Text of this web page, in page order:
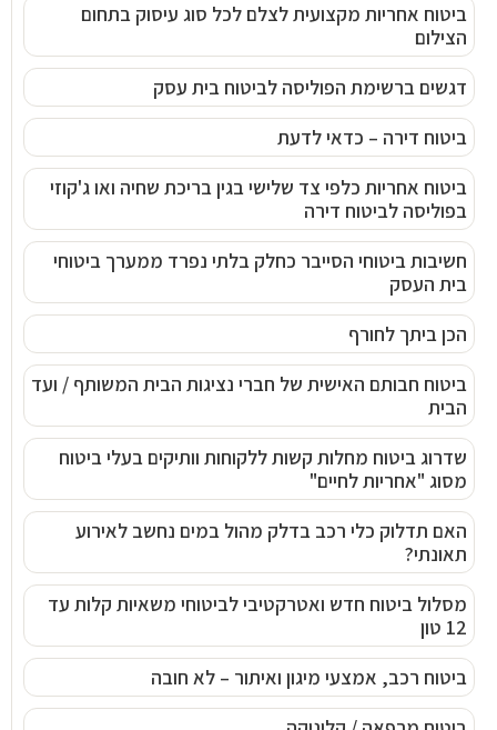
ביטוח אחריות מקצועית לצלם לכל סוג עיסוק בתחום
הצילום
דגשים ברשימת הפוליסה לביטוח בית עסק
ביטוח דירה – כדאי לדעת
ביטוח אחריות כלפי צד שלישי בגין בריכת שחיה ואו ג'קוזי
בפוליסה לביטוח דירה
חשיבות ביטוחי הסייבר כחלק בלתי נפרד ממערך ביטוחי
בית העסק
הכן ביתך לחורף
ביטוח חבותם האישית של חברי נציגות הבית המשותף / ועד
הבית
שדרוג ביטוח מחלות קשות ללקוחות וותיקים בעלי ביטוח
מסוג "אחריות לחיים"
האם תדלוק כלי רכב בדלק מהול במים נחשב לאירוע
תאונתי?
מסלול ביטוח חדש ואטרקטיבי לביטוחי משאיות קלות עד
12 טון
ביטוח רכב, אמצעי מיגון ואיתור – לא חובה